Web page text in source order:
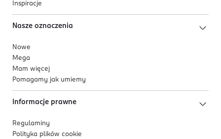
Inspiracje
Nasze oznaczenia
Nowe
Mega
Mam więcej
Pomagamy jak umiemy
Informacje prawne
Regulaminy
Polityka plików cookie